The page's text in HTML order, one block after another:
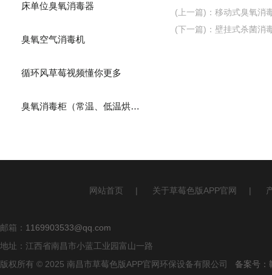
床单位臭氧消毒器
臭氧空气消毒机
循环风草莓视频懂你更多
臭氧消毒柜（常温、低温烘干）
(上一篇) ： 移动式臭氧消
(下一篇) ： 壁挂式杀菌消
网站首页 | 关于草莓色版APP官网 |
邮箱： 1169903533@qq.com
地址：江西省南昌市小蓝工业园富山一路
版权所有 © 2025 南昌市草莓色版APP官网环保设备有限公司 备案号